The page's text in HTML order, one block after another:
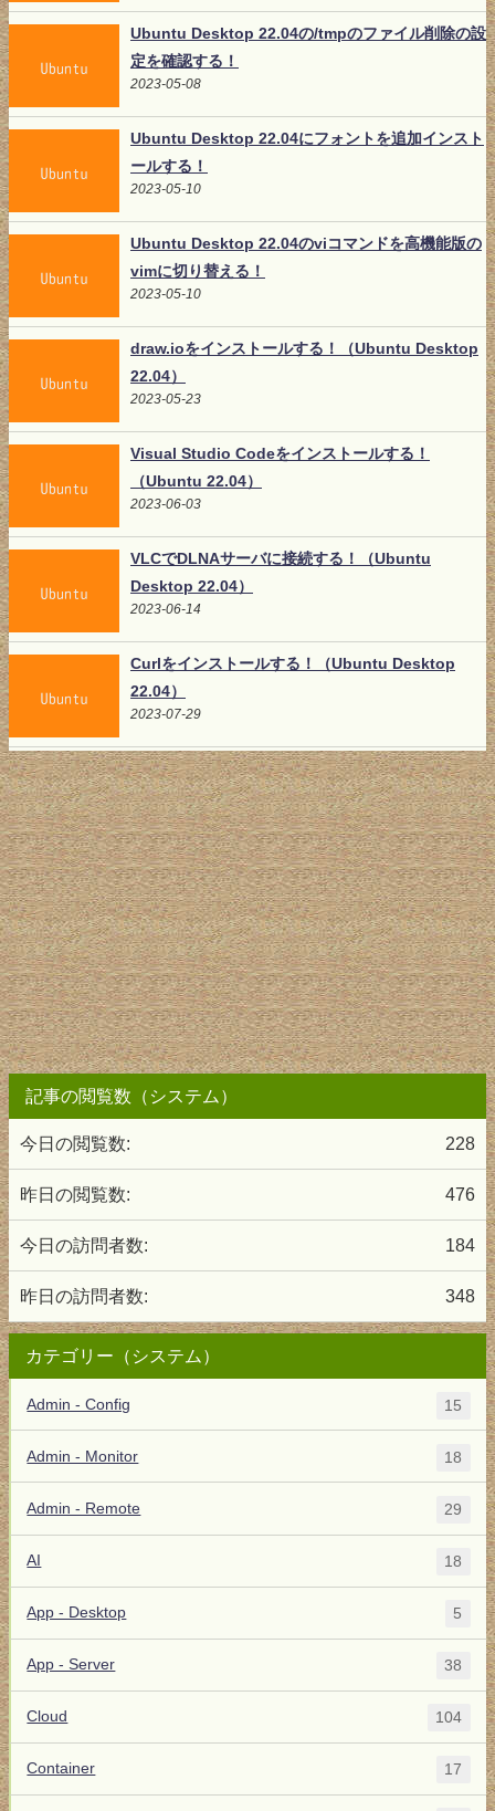
Ubuntu Desktop 22.04の/tmpのファイル削除の設
定を確認する！
2023-05-08
Ubuntu Desktop 22.04にフォントを追加インスト
ールする！
2023-05-10
Ubuntu Desktop 22.04のviコマンドを高機能版の
vimに切り替える！
2023-05-10
draw.ioをインストールする！（Ubuntu Desktop
22.04）
2023-05-23
Visual Studio Codeをインストールする！
（Ubuntu 22.04）
2023-06-03
VLCでDLNAサーバに接続する！（Ubuntu
Desktop 22.04）
2023-06-14
Curlをインストールする！（Ubuntu Desktop
22.04）
2023-07-29
記事の閲覧数（システム）
228
今日の閲覧数:
476
昨日の閲覧数:
184
今日の訪問者数:
348
昨日の訪問者数:
カテゴリー（システム）
Admin - Config 15
Admin - Monitor 18
Admin - Remote 29
AI 18
App - Desktop 5
App - Server 38
Cloud 104
Container 17